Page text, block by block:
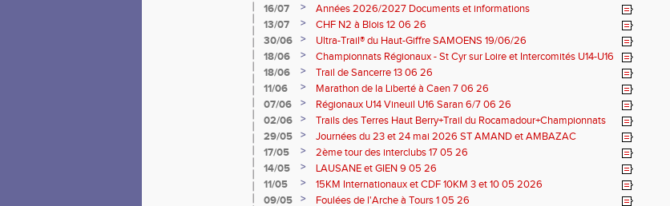
16/07
>
Années 2026/2027 Documents et informations
13/07
>
CHF N2 à Blois 12 06 26
30/06
>
Ultra-Trail® du Haut-Giffre SAMOENS 19/06/26
18/06
>
Championnats Régionaux - St Cyr sur Loire et Intercomités U14-U16
Saran 13/14 06 26
18/06 >
Trail de Sancerre 13 06 26
11/06
>
Marathon de la Liberté à Caen 7 06 26
07/06
>
Régionaux U14 Vineuil U16 Saran 6/7 06 26
02/06
>
Trails des Terres Haut Berry+Trail du Rocamadour+Championnats
du Berry 30/31 05 2026
29/05 >
Journées du 23 et 24 mai 2026 ST AMAND et AMBAZAC
17/05
>
2ème tour des interclubs 17 05 26
14/05
>
LAUSANE et GIEN 9 05 26
11/05
>
15KM Internationaux et CDF 10KM 3 et 10 05 2026
09/05
> Foulées de l'Arche à Tours 1 05 26